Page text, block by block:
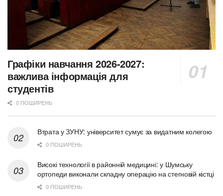
Графіки навчання 2026-2027:
важлива інформація для
студентів
0 ПОШИРЕНЬ
Втрата у ЗУНУ: університет сумує за видатним колегою
0 ПОШИРЕНЬ
Високі технології в районній медицині: у Шумську
ортопеди виконали складну операцію на стегновій кістці
0 ПОШИРЕНЬ